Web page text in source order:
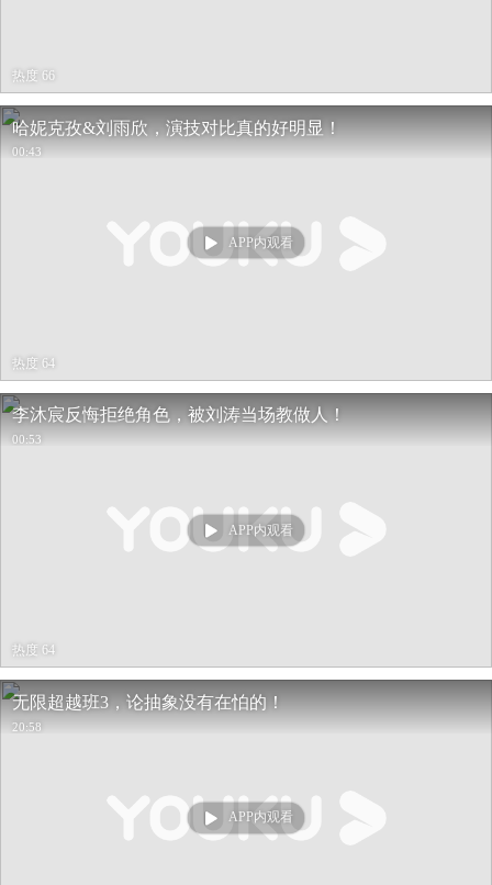
热度 66
哈妮克孜&刘雨欣，演技对比真的好明显！
00:43
APP内观看
热度 64
李沐宸反悔拒绝角色，被刘涛当场教做人！
00:53
APP内观看
热度 64
无限超越班3，论抽象没有在怕的！
20:58
APP内观看